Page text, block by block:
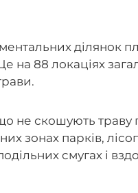
ділянок
на 88 локаціях
не скошують траву
зонах парків,
смугах і